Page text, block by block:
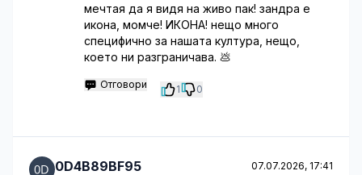
мечтая да я видя на живо пак! зандра е
икона, момче! ИКОНА! нещо много
специфично за нашата култура, нещо,
което ни разграничава. 💩
Отговори 1 0
0D4B89BF95 07.07.2026, 17:41